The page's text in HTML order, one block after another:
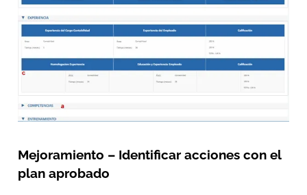
Mejoramiento – Identificar acciones con el
plan aprobado